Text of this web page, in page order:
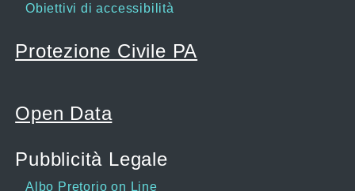
Obiettivi di accessibilità
Protezione Civile PA
Open Data
Pubblicità Legale
Albo Pretorio on Line